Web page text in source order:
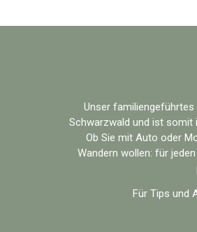
Unser
Schwarzwald und ist somit
Ob Sie mit Auto oder
Wandern wollen: für
Für Tips und